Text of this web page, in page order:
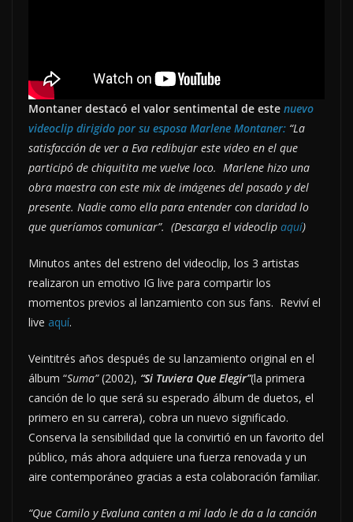
Montaner destacó el valor sentimental de este nuevo
videoclip dirigido por su esposa Marlene Montaner: “La
satisfacción de ver a Eva redibujar este video en el que
participó de chiquitita me vuelve loco. Marlene hizo una
obra maestra con este mix de imágenes del pasado y del
presente. Nadie como ella para entender con claridad lo
que queríamos comunicar”. (Descarga el videoclip aquí)
Minutos antes del estreno del videoclip, los 3 artistas
realizaron un emotivo IG live para compartir los
momentos previos al lanzamiento con sus fans. Reviví el
live aquí.
Veintitrés años después de su lanzamiento original en el
álbum “Suma”(2002), “Si Tuviera Que Elegir”(la primera
canción de lo que será su esperado álbum de duetos, el
primero en su carrera), cobra un nuevo significado.
Conserva la sensibilidad que la convirtió en un favorito del
público, más ahora adquiere una fuerza renovada y un
aire contemporáneo gracias a esta colaboración familiar.
“Que Camilo y Evaluna canten a mi lado le da a la canción